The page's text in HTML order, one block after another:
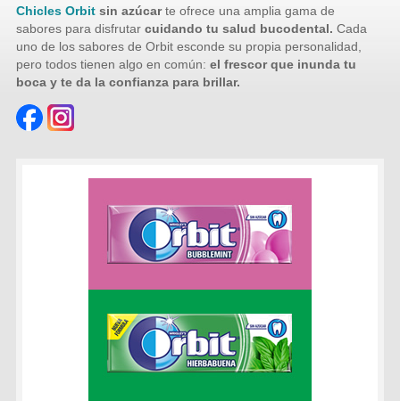
Chicles Orbit sin azúcarte ofrece una amplia gama de
sabores para disfrutarcuidando tu salud bucodental. Cada
uno de los sabores de Orbit esconde su propia personalidad,
pero todos tienen algo en común:el frescor que inunda tu
boca y te da la confianza para brillar.